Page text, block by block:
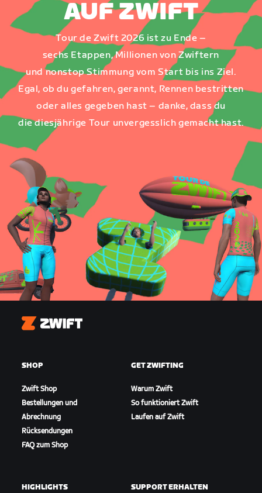
AUF ZWIFT
Tour de Zwift 2026 ist zu Ende –
sechs Etappen, Millionen von Zwiftern
und nonstop Stimmung vom Start bis ins Ziel.
Egal, ob du gefahren, gerannt, Rennen bestritten
oder alles gegeben hast – danke, dass du
die diesjährige Tour unvergesslich gemacht hast.
Zwift
SHOP
Zwift Shop
Bestellungen und
Abrechnung
Rücksendungen
FAQ zum Shop
GET ZWIFTING
Warum Zwift
So funktioniert Zwift
Laufen auf Zwift
HIGHLIGHTS SUPPORT ERHALTEN